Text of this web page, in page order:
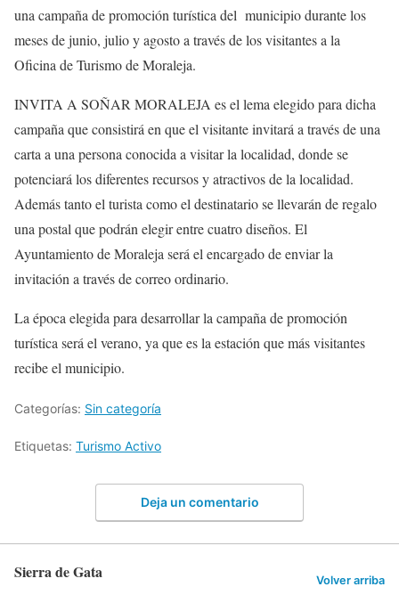
una campaña de promoción turística del municipio durante los
meses de junio, julio y agosto a través de los visitantes a la
Oficina de Turismo de Moraleja.
INVITA A SOÑAR MORALEJA es el lema elegido para dicha
campaña que consistirá en que el visitante invitará a través de una
carta a una persona conocida a visitar la localidad, donde se
potenciará los diferentes recursos y atractivos de la localidad.
Además tanto el turista como el destinatario se llevarán de regalo
una postal que podrán elegir entre cuatro diseños. El
Ayuntamiento de Moraleja será el encargado de enviar la
invitación a través de correo ordinario.
La época elegida para desarrollar la campaña de promoción
turística será el verano, ya que es la estación que más visitantes
recibe el municipio.
Categorías: Sin categoría
Etiquetas: Turismo Activo
Deja un comentario
Sierra de Gata Volver arriba